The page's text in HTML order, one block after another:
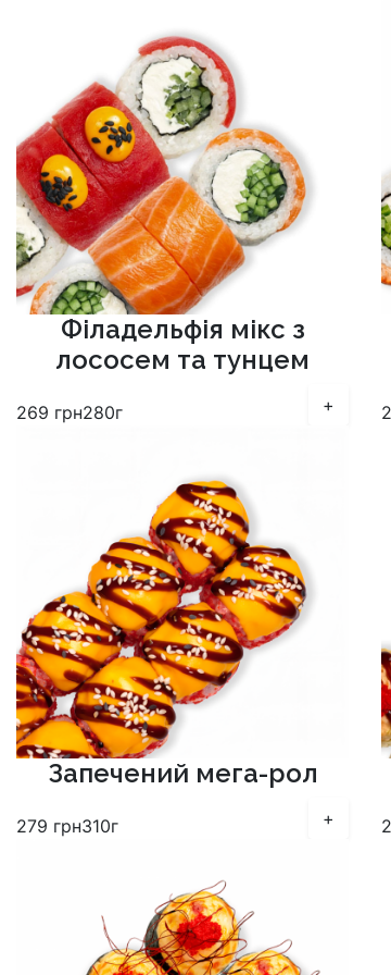
Філадельфія мікс з
лососем та тунцем
269 грн280г +
Запечений мега-рол
279 грн310г +